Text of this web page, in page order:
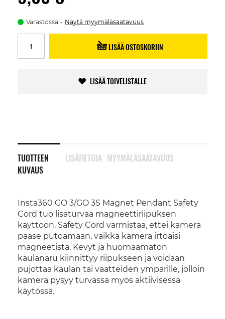
Varastossa Näytä myymäläsaatavuus
LISÄÄ OSTOSKORIIN
LISÄÄ TOIVELISTALLE
TUOTTEEN
KUVAUS
Insta360 GO 3/GO 3S Magnet Pendant Safety
Cord tuo lisäturvaa magneettiriipuksen
käyttöön. Safety Cord varmistaa, ettei kamera
pääse putoamaan, vaikka kamera irtoaisi
magneetista. Kevyt ja huomaamaton
kaulanaru kiinnittyy riipukseen ja voidaan
pujottaa kaulan tai vaatteiden ympärille, jolloin
kamera pysyy turvassa myös aktiivisessa
käytössä.
LISÄTIETOJA MYYMÄLÄSAATAVUUS